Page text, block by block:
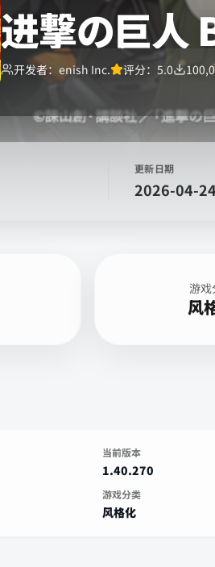
进撃の巨人
开发者： enish Inc. 评分： 5.0
更新日期
2026-04-24
游戏
风
当前版本
1.40.270
游戏分类
风格化